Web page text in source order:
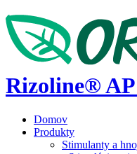
Rizoline®
Domov
Produkty
Stimulanty a